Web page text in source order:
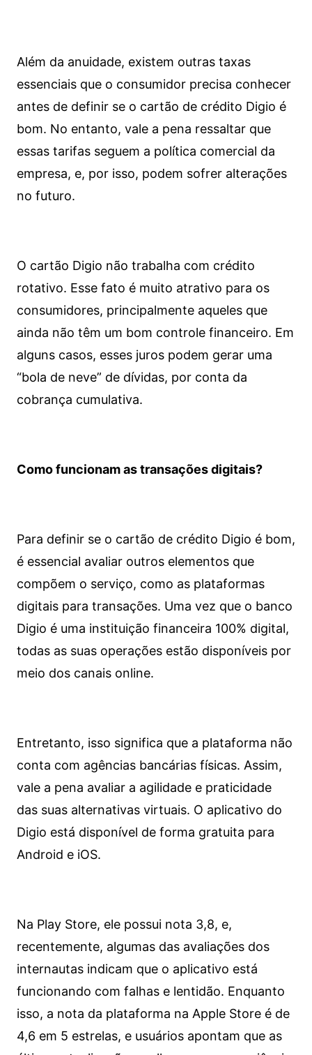
Além da anuidade, existem outras taxas
essenciais que o consumidor precisa conhecer
antes de definir se o cartão de crédito Digio é
bom. No entanto, vale a pena ressaltar que
essas tarifas seguem a política comercial da
empresa, e, por isso, podem sofrer alterações
no futuro.
O cartão Digio não trabalha com crédito
rotativo. Esse fato é muito atrativo para os
consumidores, principalmente aqueles que
ainda não têm um bom controle financeiro. Em
alguns casos, esses juros podem gerar uma
“bola de neve” de dívidas, por conta da
cobrança cumulativa.
Como funcionam as transações digitais?
Para definir se o cartão de crédito Digio é bom,
é essencial avaliar outros elementos que
compõem o serviço, como as plataformas
digitais para transações. Uma vez que o banco
Digio é uma instituição financeira 100% digital,
todas as suas operações estão disponíveis por
meio dos canais online.
Entretanto, isso significa que a plataforma não
conta com agências bancárias físicas. Assim,
vale a pena avaliar a agilidade e praticidade
das suas alternativas virtuais. O aplicativo do
Digio está disponível de forma gratuita para
Android e iOS.
Na Play Store, ele possui nota 3,8, e,
recentemente, algumas das avaliações dos
internautas indicam que o aplicativo está
funcionando com falhas e lentidão. Enquanto
isso, a nota da plataforma na Apple Store é de
4,6 em 5 estrelas, e usuários apontam que as